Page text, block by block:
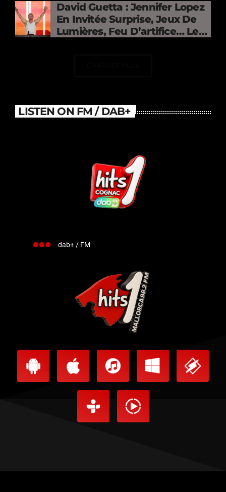
France
David Guetta : Jennifer Lopez
En Invitée Surprise, Jeux De
Lumières, Feu D’artifice… Le
LISTEN ON FM / DAB+
dab+ / FM